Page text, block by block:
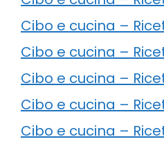
Cibo e cucina –
Cibo e cucina –
Cibo e cucina –
Cibo e cucina –
Cibo e cucina –